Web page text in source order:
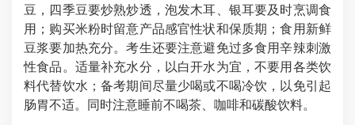
豆，四季豆要炒熟炒透，泡发木耳、银耳要及时烹调食
用；购买米粉时留意产品感官性状和保质期；食用新鲜
豆浆要加热充分。考生还要注意避免过多食用辛辣刺激
性食品。适量补充水分，以白开水为宜，不要用各类饮
料代替饮水；备考期间尽量少喝或不喝冷饮，以免引起
肠胃不适。同时注意睡前不喝茶、咖啡和碳酸饮料。